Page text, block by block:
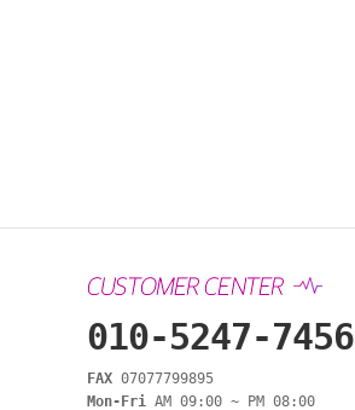
010-5247-7456
FAX 07077799895
Mon-Fri AM 09:00 ~ PM 08:00